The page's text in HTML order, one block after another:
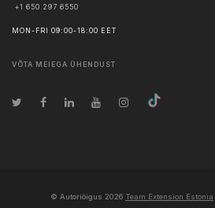
+1 650 297 6550
MON-FRI 09:00-18:00 EET
VÕTA MEIEGA ÜHENDUST
© Autoriõigus 2026 Team Extension Estonia